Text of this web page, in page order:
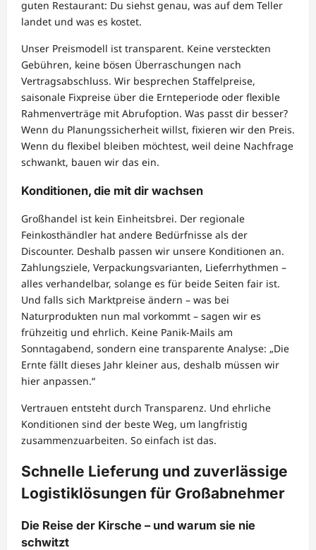
guten Restaurant: Du siehst genau, was auf dem Teller
landet und was es kostet.
Unser Preismodell ist transparent. Keine versteckten
Gebühren, keine bösen Überraschungen nach
Vertragsabschluss. Wir besprechen Staffelpreise,
saisonale Fixpreise über die Ernteperiode oder flexible
Rahmenverträge mit Abrufoption. Was passt dir besser?
Wenn du Planungssicherheit willst, fixieren wir den Preis.
Wenn du flexibel bleiben möchtest, weil deine Nachfrage
schwankt, bauen wir das ein.
Konditionen, die mit dir wachsen
Großhandel ist kein Einheitsbrei. Der regionale
Feinkosthändler hat andere Bedürfnisse als der
Discounter. Deshalb passen wir unsere Konditionen an.
Zahlungsziele, Verpackungsvarianten, Lieferrhythmen –
alles verhandelbar, solange es für beide Seiten fair ist.
Und falls sich Marktpreise ändern – was bei
Naturprodukten nun mal vorkommt – sagen wir es
frühzeitig und ehrlich. Keine Panik-Mails am
Sonntagabend, sondern eine transparente Analyse: „Die
Ernte fällt dieses Jahr kleiner aus, deshalb müssen wir
hier anpassen.“
Vertrauen entsteht durch Transparenz. Und ehrliche
Konditionen sind der beste Weg, um langfristig
zusammenzuarbeiten. So einfach ist das.
Schnelle Lieferung und zuverlässige
Logistiklösungen für Großabnehmer
Die Reise der Kirsche – und warum sie nie
schwitzt